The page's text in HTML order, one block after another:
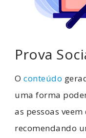
Prova
O conteúdo
uma forma
as pessoas
recomendando